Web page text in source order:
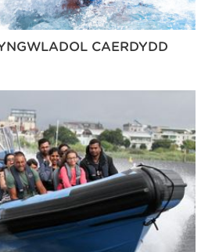
CAERDYDD